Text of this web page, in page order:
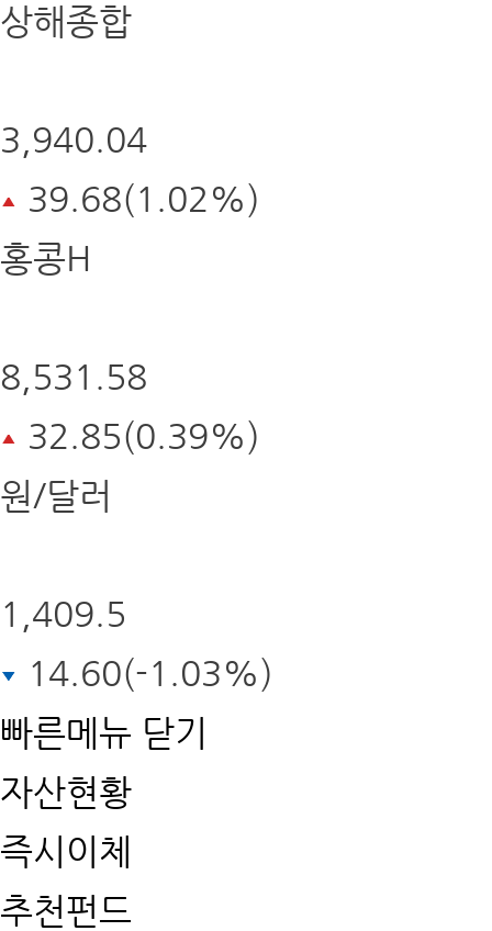
상해종합
3,940.04
39.68(1.02%)
홍콩H
8,531.58
32.85(0.39%)
원/달러
1,409.5
14.60(-1.03%)
빠른메뉴 닫기
자산현황
즉시이체
추천펀드